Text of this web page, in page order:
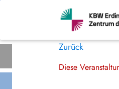
Zurück
Diese